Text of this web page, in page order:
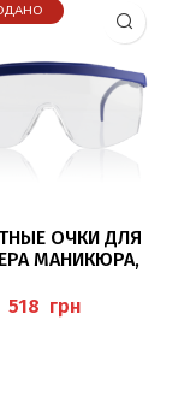
ОЧКИ ДЛЯ
МАНИКЮРА,
грн